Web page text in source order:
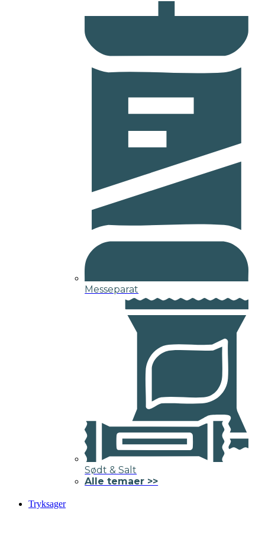
Messeparat
Sødt & Salt
Alle temaer >>
Tryksager